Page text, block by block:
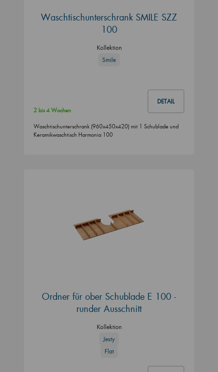
Waschtischunterschrank SMILE SZZ
100
Kollektion
Smile
DETAIL
2 bis 4 Wochen
Waschtischunterschrank (960x450x420) mit 1 Schublade und
Keramikwaschtisch Harmonia 100
Ordner für ober Schublade E 100 -
runder Ausschnitt
Kollektion
Jesty
Flat